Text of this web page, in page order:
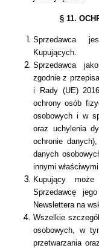
§ 11.
Sprzedawca
Kupujących.
Sprzedawca
zgodnie z
i Rady (UE)
ochrony osób
osobowych i w
oraz uchylenia
ochronie
danych
innymi
Kupujący
Sprzedawcę
Newslettera na
Wszelkie
osobowych, w
przetwarzania